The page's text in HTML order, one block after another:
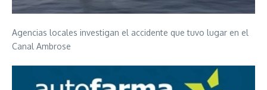
Agencias locales investigan el accidente que tuvo lugar en el
Canal Ambrose